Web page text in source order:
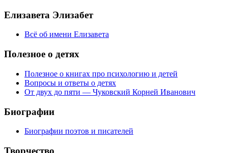
Елизавета Элизабет
Всё об имени Елизавета
Полезное о детях
Полезное о книгах про психологию и детей
Вопросы и ответы о детях
От двух до пяти — Чуковский Корней Иванович
Биографии
Биографии поэтов и писателей
Творчество